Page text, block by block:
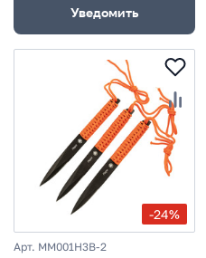
Уведомить
-24%
Арт. MM001H3B-2